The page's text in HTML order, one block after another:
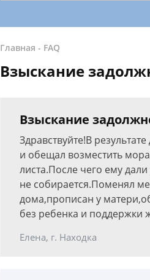
Главная - FAQ
Взыскание
Взыскание
Здравствуйте!В
и обещал возместить
листа.После чего ему
не собирается.Поменял
дома,прописан у
без ребенка и поддержки
Елена, г. Находка